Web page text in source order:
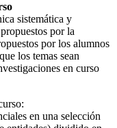
sistemática y
por la
por los alumnos
los temas sean
en curso
en una selección